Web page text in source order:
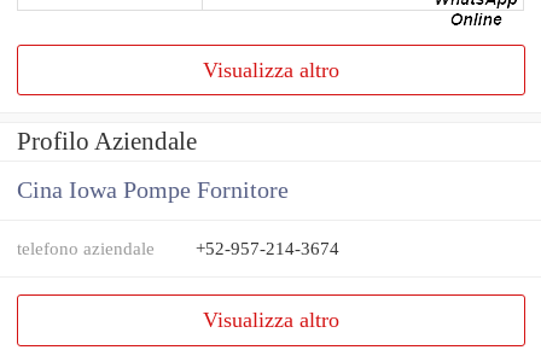
Visualizza altro
Profilo Aziendale
Cina Iowa Pompe Fornitore
telefono aziendale +52-957-214-3674
Visualizza altro